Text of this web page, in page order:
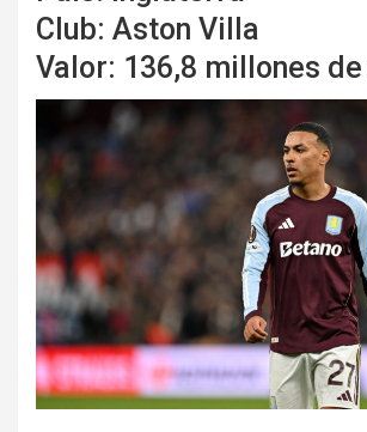
Club: Aston Villa
Valor: 136,8 millones